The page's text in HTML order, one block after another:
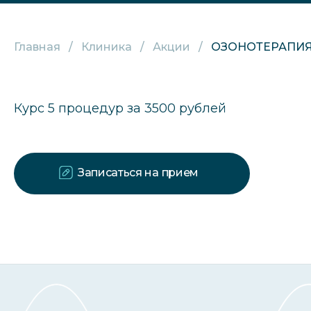
Главная Клиника Акции
Курс 5 процедур за 3500 рублей
Записаться на прием